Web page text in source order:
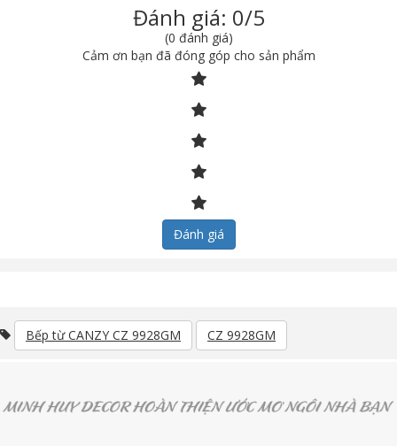
Đánh giá: 0/5
(0 đánh giá)
Cảm ơn bạn đã đóng góp cho sản phẩm
Đánh giá
Bếp từ CANZY CZ 9928GM CZ 9928GM